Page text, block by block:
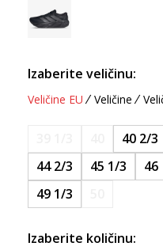
Izaberite veličinu:
Veličine EU Veličine
40 2/3
44 2/3
45 1/3 46
49 1/3
Izaberite količinu: